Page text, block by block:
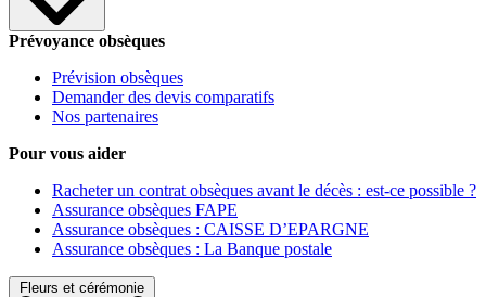
Prévoyance obsèques
Prévision obsèques
Demander des devis comparatifs
Nos partenaires
Pour vous aider
Racheter un contrat obsèques avant le décès : est-ce possible ?
Assurance obsèques FAPE
Assurance obsèques : CAISSE D’EPARGNE
Assurance obsèques : La Banque postale
Fleurs et cérémonie